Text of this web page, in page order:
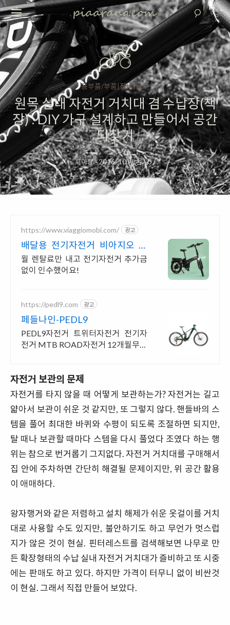
용부품/부품|정비|공구
원목 실내 자전거 거치대 겸 수납장(책
장) : DIY 가구 설계하고 만들어서 공간
되찾기
피아랑·2016. 10.· 0/
https://www.viaggiomobi.com/ 광고
배달용 전기자전거 비아지오 할
부보다 가뿐하게 자전거마련
월 렌탈료만 내고 전기자전거 추가금
없이 인수했어요!
https://pedl9.com 광고
페들나인-PEDL9
PEDL9자전거 트위터자전거 전기자
전거 MTB ROAD자전거 12개월무이
자전거 보관의 문제
자전거를 타지 않을 때 어떻게 보관하는가? 자전거는 길고
얇아서 보관이 쉬운 것 같지만, 또 그렇지 않다. 핸들바의 스
템을 풀어 최대한 바퀴와 수평이 되도록 조절하면 되지만,
탈 때나 보관할 때마다 스템을 다시 풀었다 조였다 하는 행
위는 참으로 번거롭기 그지없다. 자전거 거치대를 구매해서
집 안에 주차하면 간단히 해결될 문제이지만, 위 공간 활용
이 애매하다.
왕자행거와 같은 저렴하고 설치 해제가 쉬운 옷걸이를 거치
대로 사용할 수도 있지만, 불안하기도 하고 무언가 멋스럽
지가 않은 것이 현실. 핀터레스트를 검색해보면 나무로 만
든 확장형태의 수납 실내 자전거 거치대가 즐비하고 또 시중
에는 판매도 하고 있다. 하지만 가격이 터무니 없이 비싼것
이 현실. 그래서 직접 만들어 보았다.